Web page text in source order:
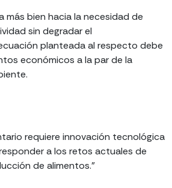
más bien hacia la necesidad de
sin degradar el
planteada al respecto debe
económicos a la par de la
requiere innovación tecnológica
a los retos actuales de
de alimentos.”